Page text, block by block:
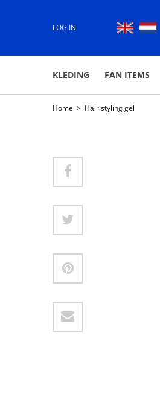
LOG IN
KLEDING FAN ITEMS
Home > Hair styling gel